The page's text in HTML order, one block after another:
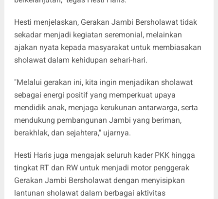
Hesti menjelaskan, Gerakan Jambi Bersholawat tidak
sekadar menjadi kegiatan seremonial, melainkan
ajakan nyata kepada masyarakat untuk membiasakan
sholawat dalam kehidupan sehari-hari.
"Melalui gerakan ini, kita ingin menjadikan sholawat
sebagai energi positif yang memperkuat upaya
mendidik anak, menjaga kerukunan antarwarga, serta
mendukung pembangunan Jambi yang beriman,
berakhlak, dan sejahtera," ujarnya.
Hesti Haris juga mengajak seluruh kader PKK hingga
tingkat RT dan RW untuk menjadi motor penggerak
Gerakan Jambi Bersholawat dengan menyisipkan
lantunan sholawat dalam berbagai aktivitas